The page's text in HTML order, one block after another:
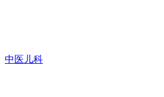
中医儿科